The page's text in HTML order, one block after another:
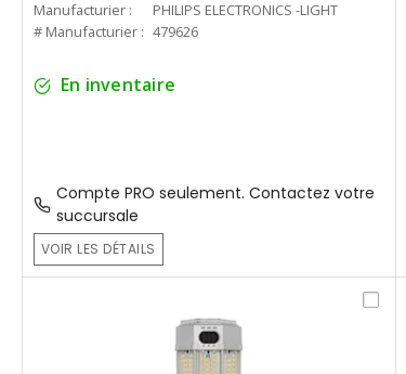
Manufacturier :
PHILIPS ELECTRONICS -LIGHT
# Manufacturier : 479626
En inventaire
Compte PRO seulement. Contactez votre
succursale
VOIR LES DÉTAILS